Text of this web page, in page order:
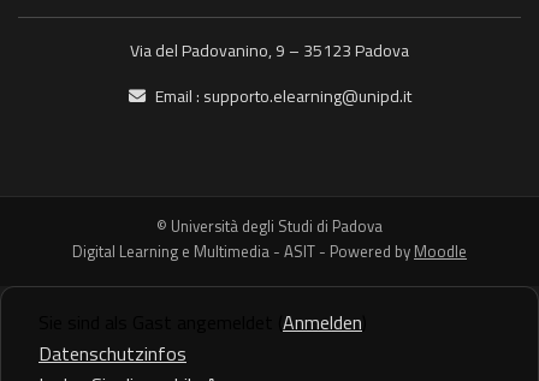
Via del Padovanino, 9 – 35123 Padova
Email : supporto.elearning@unipd.it
© Università degli Studi di Padova
Digital Learning e Multimedia - ASIT - Powered by Moodle
Anmelden
Datenschutzinfos